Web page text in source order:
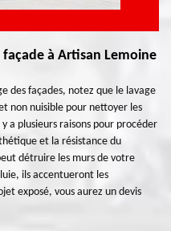
à Artisan Lemoine
des façades, notez que le lavage
non nuisible pour nettoyer les
a plusieurs raisons pour procéder
et la résistance du
détruire les murs de votre
ils accentueront les
exposé, vous aurez un devis